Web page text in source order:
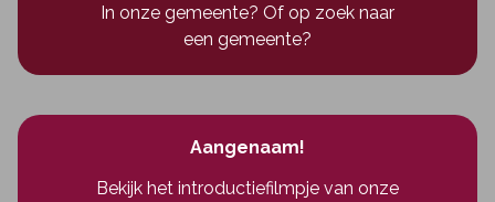
In onze gemeente? Of op zoek naar
een gemeente?
Aangenaam!
Bekijk het introductiefilmpje van onze